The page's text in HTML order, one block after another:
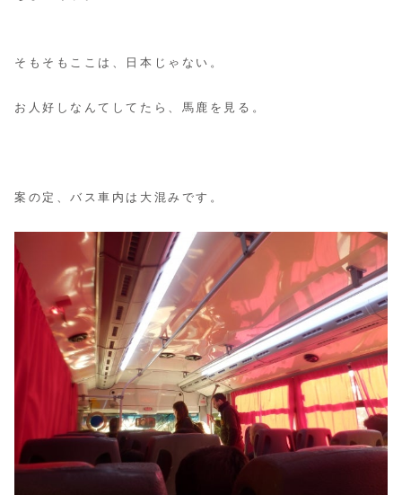
そもそもここは、日本じゃない。
お人好しなんてしてたら、馬鹿を見る。
案の定、バス車内は大混みです。